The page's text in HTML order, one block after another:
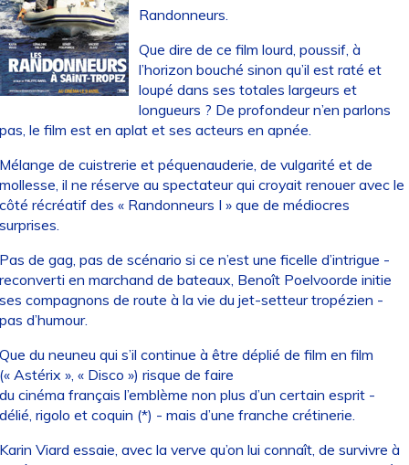
Randonneurs.
Que dire de ce film lourd, poussif, à
l’horizon bouché sinon qu’il est raté et
loupé dans ses totales largeurs et
longueurs ? De profondeur n’en parlons
le film est en aplat et ses acteurs en apnée.
de cuistrerie et péquenauderie, de vulgarité et de
il ne réserve au spectateur qui croyait renouer avec le
récréatif des « Randonneurs I » que de médiocres
de gag, pas de scénario si ce n’est une ficelle d’intrigue -
en marchand de bateaux, Benoît Poelvoorde initie
compagnons de route à la vie du jet-setteur tropézien -
d’humour.
du neuneu qui s’il continue à être déplié de film en film
Astérix », « Disco ») risque de faire
cinéma français l’emblème non plus d’un certain esprit -
rigolo et coquin (*) - mais d’une franche crétinerie.
Viard essaie, avec la verve qu’on lui connaît, de survivre à